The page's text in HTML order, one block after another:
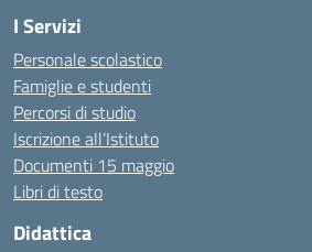
I Servizi
Personale scolastico
Famiglie e studenti
Percorsi di studio
Iscrizione all’Istituto
Documenti 15 maggio
Libri di testo
Didattica